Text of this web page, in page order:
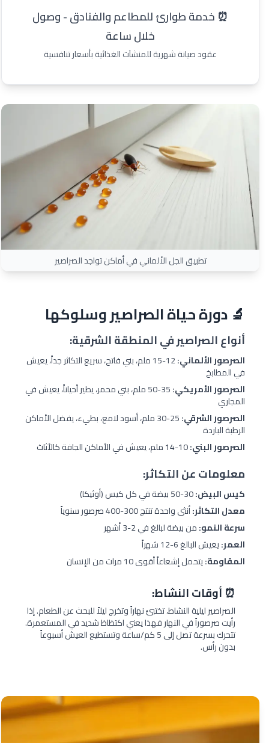
⏰ خدمة طوارئ للمطاعم والفنادق - وصول
خلال ساعة
عقود صيانة شهرية للمنشآت الغذائية بأسعار تنافسية
تطبيق الجل الألماني في أماكن تواجد الصراصير
🔬 دورة حياة الصراصير وسلوكها
أنواع الصراصير في المنطقة الشرقية:
الصرصور الألماني: 12-15 ملم، بني فاتح، سريع التكاثر جداً، يعيش
في المطابخ
الصرصور الأمريكي:
35-50 ملم، بني محمر، يطير أحياناً، يعيش في
المجاري
الصرصور الشرقي:
25-30 ملم، أسود لامع، بطيء، يفضل الأماكن
الرطبة الباردة
الصرصور البني:
معلومات عن التكاثر:
كيس البيض:
معدل التكاثر:أنثى واحدة تنتج 300-400 صرصور سنوياً
سرعة النمو:من بيضة لبالغ في 2-3 أشهر
العمر:يعيش البالغ 6-12 شهراً
المقاومة:يتحمل إشعاعاً أقوى 10 مرات من الإنسان
⏰ أوقات النشاط:
الصراصير ليلية النشاط، تختبئ نهاراً وتخرج ليلاً للبحث عن الطعام. إذا
رأيت صرصوراً في النهار فهذا يعني اكتظاظ شديد في المستعمرة.
تتحرك بسرعة تصل إلى 5 كم/ساعة وتستطيع العيش أسبوعاً
بدون رأس.